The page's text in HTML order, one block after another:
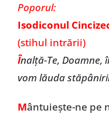
Poporul:
Isodiconul
(stihul intrării)
Înalță-Te, Doamne,
vom lăuda
Mântuiește-ne pe